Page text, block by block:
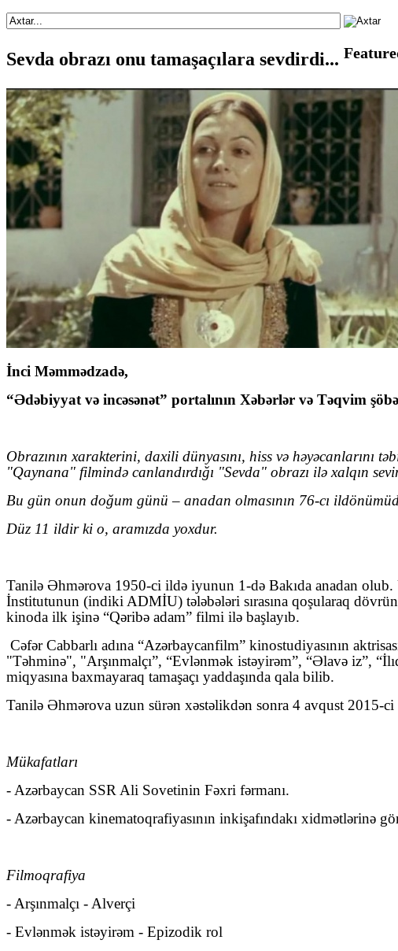
Sevda obrazı onu tamaşaçılara sevdirdi...
İnci Məmmədzadə,
“Ədəbiyyat və incəsənət” portalının Xəbərlər və Təqvim
Obrazının xarakterini, daxili dünyasını, hiss və həyəcanlarını
"Qaynana" filmində canlandırdığı "Sevda" obrazı ilə xalqın
Bu gün onun doğum günü – anadan olmasının 76-cı
Düz 11 ildir ki o, aramızda yoxdur.
Tanilə Əhmərova 1950-ci ildə iyunun 1-də Bakıda anadan olub.
İnstitutunun (indiki ADMİU) tələbələri sırasına qoşularaq
kinoda ilk işinə “Qəribə adam” filmi ilə başlayıb.
Cəfər Cabbarlı adına “Azərbaycanfilm” kinostudiyasının
"Təhminə", "Arşınmalçı”, “Evlənmək istəyirəm”, “Əlavə iz”,
miqyasına baxmayaraq tamaşaçı yaddaşında qala bilib.
Tanilə Əhmərova uzun sürən xəstəlikdən sonra 4 avqust 2015-ci
Mükafatları
- Azərbaycan SSR Ali Sovetinin Fəxri fərmanı.
- Azərbaycan kinematoqrafiyasının inkişafındakı xidmətlərinə
Filmoqrafiya
- Arşınmalçı - Alverçi
- Evlənmək istəyirəm - Epizodik rol